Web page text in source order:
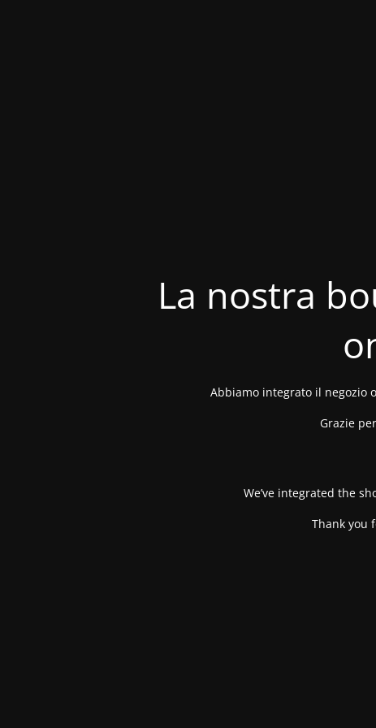
La nostra
Abbiamo integrato il negozio
Grazie
We’ve integrated the
Thank you